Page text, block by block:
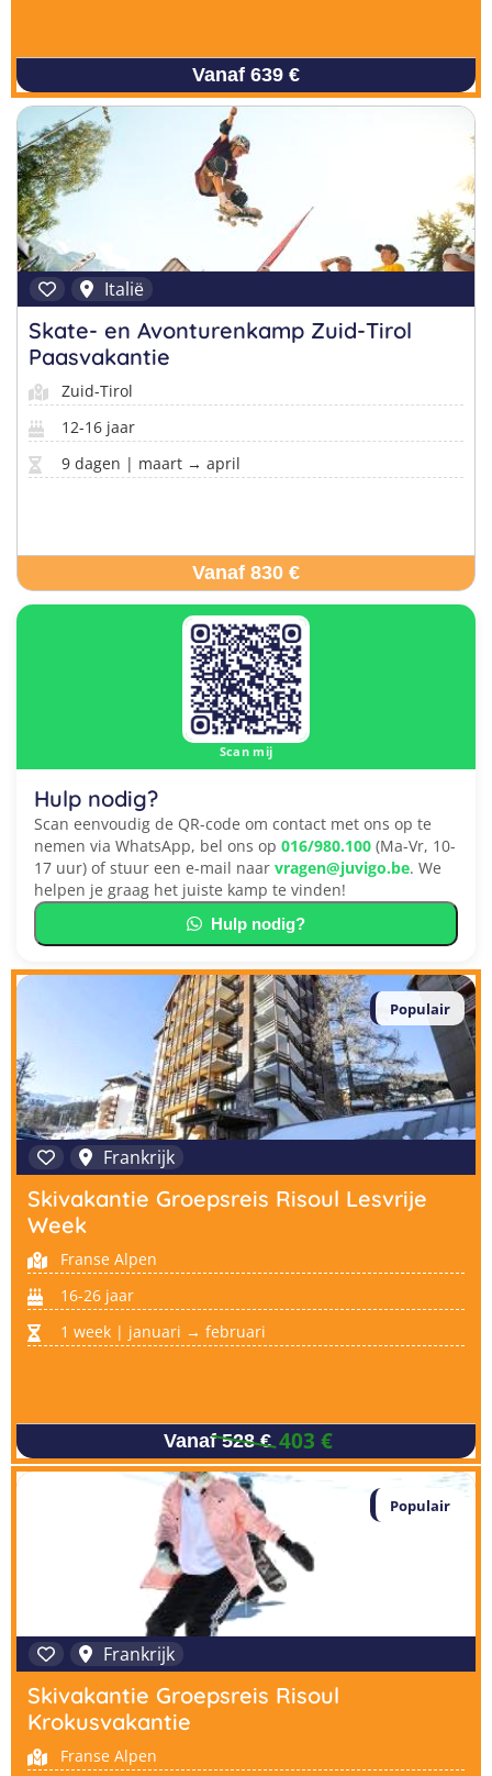
Vanaf 639 €
Italië
Skate- en Avonturenkamp Zuid-Tirol
Paasvakantie
Zuid-Tirol
12-16 jaar
9 dagen | maart → april
Vanaf 830 €
Scan mij
Hulp nodig?
Scan eenvoudig de QR-code om contact met ons op te
nemen via WhatsApp, bel ons op 016/980.100 (Ma-Vr, 10-
17 uur) of stuur een e-mail naar vragen@juvigo.be. We
helpen je graag het juiste kamp te vinden!
Hulp nodig?
Populair
Frankrijk
Skivakantie Groepsreis Risoul Lesvrije
Week
Franse Alpen
16-26 jaar
1 week | januari → februari
Vanaf 528 € 403 €
Populair
Frankrijk
Skivakantie Groepsreis Risoul
Krokusvakantie
Franse Alpen